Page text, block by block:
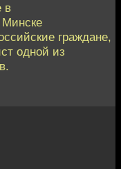
в
Минске
граждане,
одной из